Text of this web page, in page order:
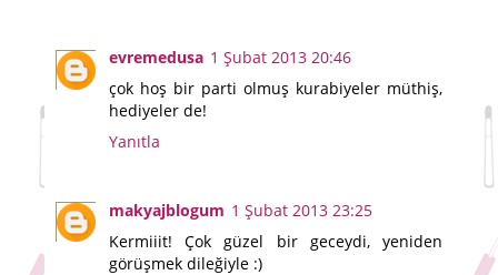
evremedusa 1 Şubat 2013 20:46
çok hoş bir parti olmuş kurabiyeler müthiş,
hediyeler de!
Yanıtla
makyajblogum 1 Şubat 2013 23:25
Kermiiit! Çok güzel bir geceydi, yeniden
görüşmek dileğiyle :)